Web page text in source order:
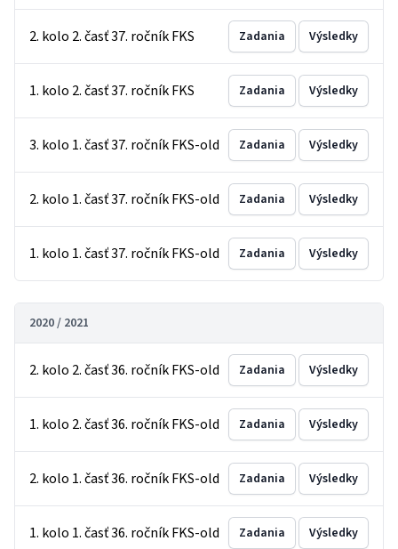
2. kolo 2. časť 37. ročník FKS Zadania Výsledky
1. kolo 2. časť 37. ročník FKS Zadania Výsledky
3. kolo 1. časť 37. ročník FKS-old Zadania Výsledky
2. kolo 1. časť 37. ročník FKS-old Zadania Výsledky
1. kolo 1. časť 37. ročník FKS-old Zadania Výsledky
2020 / 2021
2. kolo 2. časť 36. ročník FKS-old Zadania Výsledky
1. kolo 2. časť 36. ročník FKS-old Zadania Výsledky
2. kolo 1. časť 36. ročník FKS-old Zadania Výsledky
1. kolo 1. časť 36. ročník FKS-old Zadania Výsledky